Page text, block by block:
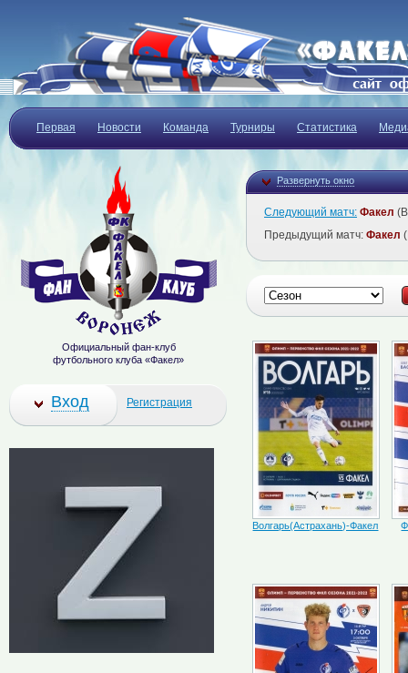
Первая Новости Команда Турниры Статистика
Развернуть окно
Следующий матч: Факел
Предыдущий матч: Факел
Волгарь(Астрахань)-Факел
Официальный фан-клуб
футбольного клуба «Факел»
Вход Регистрация